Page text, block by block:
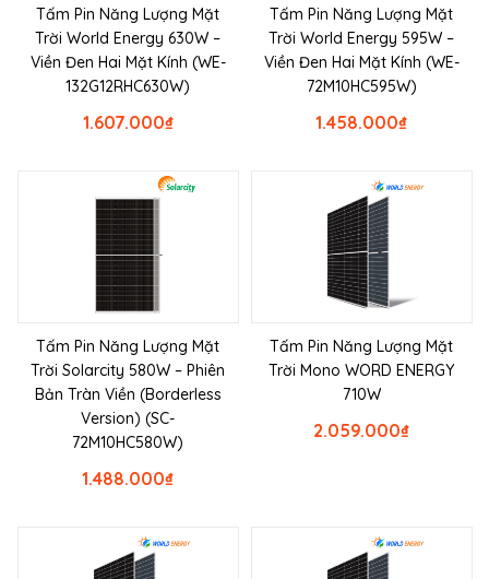
Tấm Pin Năng Lượng Mặt
Trời World Energy 630W –
Viền Đen Hai Mặt Kính (WE-
132G12RHC630W)
₫
1.607.000
Tấm Pin Năng Lượng Mặt
Trời World Energy 595W –
Viền Đen Hai Mặt Kính (WE-
72M10HC595W)
₫
1.458.000
Tấm Pin Năng Lượng Mặt
Trời Solarcity 580W – Phiên
Bản Tràn Viền (Borderless
Version) (SC-
72M10HC580W)
₫
1.488.000
Tấm Pin Năng Lượng Mặt
Trời Mono WORD ENERGY
710W
₫
2.059.000